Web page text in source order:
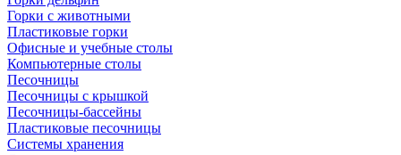
Горки с животными
Пластиковые горки
Офисные и учебные столы
Компьютерные столы
Песочницы
Песочницы с крышкой
Песочницы-бассейны
Пластиковые песочницы
Системы хранения